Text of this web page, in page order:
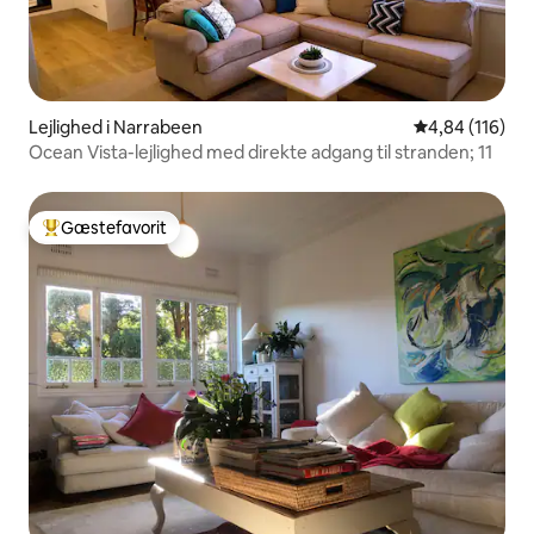
Lejlighed i Narrabeen 4,84 ud af 5 i
4,84 (116)
Ocean Vista-lejlighed med direkte adgang til stranden; 11
Bedste gæstefavorit
Gæstefavorit